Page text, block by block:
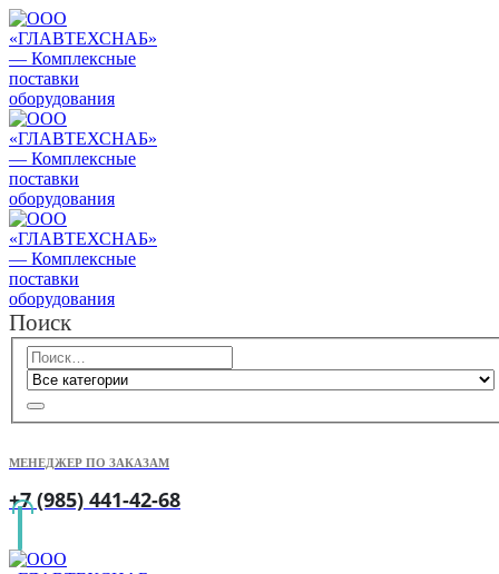
Поиск
МЕНЕДЖЕР ПО ЗАКАЗАМ
+7 (985) 441-42-68